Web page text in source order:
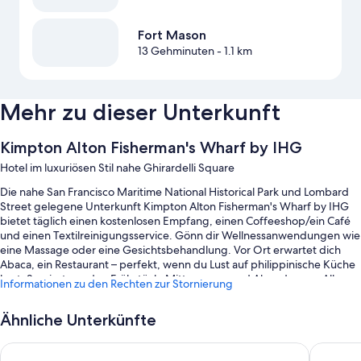
Fort Mason
13 Gehminuten- 1.1 km
Mehr zu dieser Unterkunft
Kimpton Alton Fisherman's Wharf by IHG
Hotel im luxuriösen Stil nahe Ghirardelli Square
Die nahe San Francisco Maritime National Historical Park und Lombard
Street gelegene Unterkunft Kimpton Alton Fisherman's Wharf by IHG
bietet täglich einen kostenlosen Empfang, einen Coffeeshop/ein Café
und einen Textilreinigungsservice. Gönn dir Wellnessanwendungen wie
eine Massage oder eine Gesichtsbehandlung. Vor Ort erwartet dich
Abaca, ein Restaurant – perfekt, wenn du Lust auf philippinische Küche
hast. Serviert werden Frühstück, Mittagessen und Abendessen. Allen
Gästen steht kostenloses WLAN in den Zimmern zur Verfügung. Ebenso
geöffneten Fitnessbereich bereichert.
Weitere Extras sind:
Informationen zu den Rechten zur Stornierung
Ähnliche Unterkünfte
Hotel Riu Plaza Fisherman's Wharf Marriott